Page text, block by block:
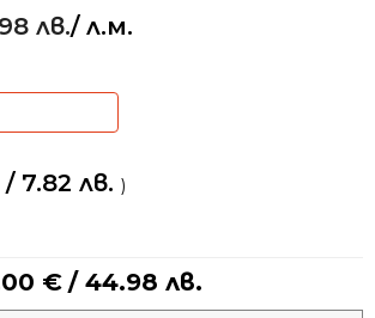
лв./ л.м.
/ 7.82 лв. )
€ / 44.98 лв.